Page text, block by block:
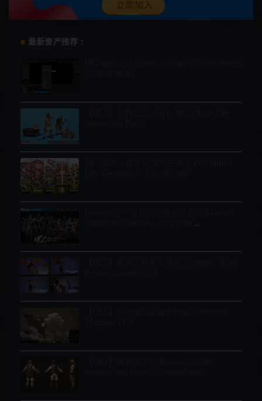
最新资产推荐：